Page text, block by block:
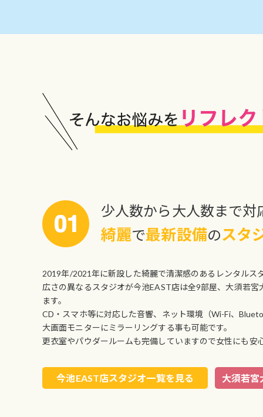
少人数から大人数まで対
綺麗で最新設備のスタ
2019年/2021年に新設した綺麗で清潔感のあるレンタルス
広さの異なるスタジオが今池EAST店は全9部屋、大須若
ます。
CD・スマホ等に対応した音響、ネット環境（Wi-Fi、
大画面モニターにミラーリングする事も可能です。
更衣室やパウダールームも完備していますので女性にも安
今池EAST店スタジオ一覧を見る 大須若宮